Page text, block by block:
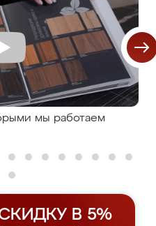
мы работаем
В 5%